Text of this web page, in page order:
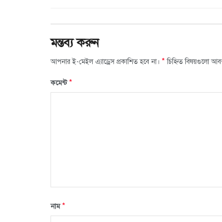
মন্তব্য করুন
আপনার ই-মেইল এ্যাড্রেস প্রকাশিত হবে না। * চিহ্নিত বিষয়গুলো
কমেন্ট*
নাম*